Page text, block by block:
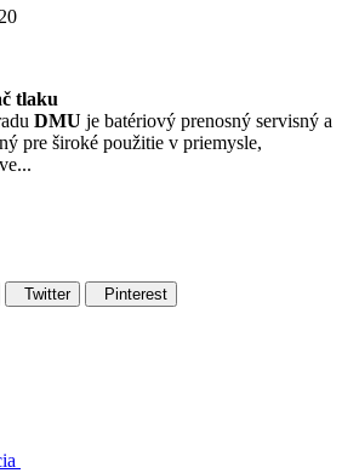
tlaku
DMU je batériový prenosný servisný a
pre široké použitie v priemysle,
Twitter Pinterest